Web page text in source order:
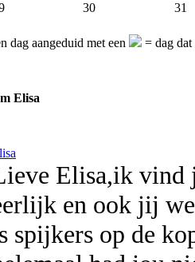
30 31
dag aangeduid met een = dag dat
Elisa
Elisa,ik vind
en ook jij
spijkers op de